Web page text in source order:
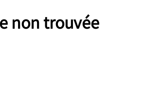
non trouvée